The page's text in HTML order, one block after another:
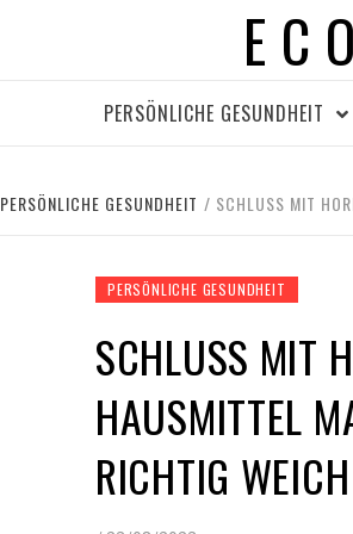
PERSÖNLICHE GESUNDHEIT
PERSÖNLICHE GESUNDHEIT SCHLUSS MIT
PERSÖNLICHE GESUNDHEIT
SCHLUSS MIT
HAUSMITTEL
ICHTIG WEICH